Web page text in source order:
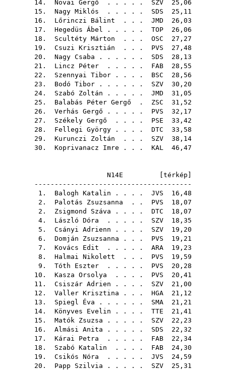
14. Novai Gergő . . . . . SZV 25,06
15. Nagy Miklós . . . . . SDS 25,11
16. Lőrinczi Bálint . . . JMD 26,03
17. Hegedüs Ábel . . . . . TOP 26,06
18. Scultéty Márton . . . OSC 27,27
19. Csuzi Krisztián . . . PVS 27,48
20. Nagy Csaba . . . . . . SDS 28,13
21. Lincz Péter . . . . . FAB 28,55
22. Szennyai Tibor . . . . BSC 28,56
23. Bodó Tibor . . . . . . SZV 30,20
24. Szabó Zoltán . . . . . JMD 31,05
25. Balabás Péter Gergő . ZSC 31,52
26. Verhás Gergő . . . . . PVS 32,17
27. Székely Gergő . . . . PSE 33,42
28. Fellegi György . . . . DTC 33,58
29. Kurunczi Zoltán . . . SZV 38,14
30. Koprivanacz Imre . . . KAL 46,47
N14E [ térkép
---------------------------------------
1. Balogh Katalin . . . . JVS 16,48
2. Palotás Zsuzsanna . . PVS 18,07
2. Zsigmond Száva . . . . DTC 18,07
4. László Dóra . . . . . SZV 18,35
5. Csányi Adrienn . . . . SZV 19,20
6. Domján Zsuzsanna . . . PVS 19,21
7. Kovács Edit . . . . . ARA 19,23
8. Halmai Nikolett . . . PVS 19,59
9. Tóth Eszter . . . . . PVS 20,28
10. Kasza Orsolya . . . . PVS 20,41
11. Csiszár Adrien . . . . SZV 21,00
12. Valler Krisztina . . . HGA 21,12
13. Spiegl Éva . . . . . . SMA 21,21
14. Könyves Evelin . . . . TTE 21,41
15. Matók Zsuzsa . . . . . SZV 22,23
16. Almási Anita . . . . . SDS 22,32
17. Kárai Petra . . . . . FAB 22,34
18. Szabó Katalin . . . . FAB 24,30
19. Csikós Nóra . . . . . JVS 24,59
20. Papp Szilvia . . . . . SZV 25,31